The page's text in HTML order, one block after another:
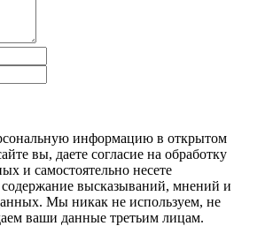
информацию в открытом
вы, даете согласие на обработку
и самостоятельно несете
содержание высказываний, мнений и
Мы никак не используем, не
ваши данные третьим лицам.